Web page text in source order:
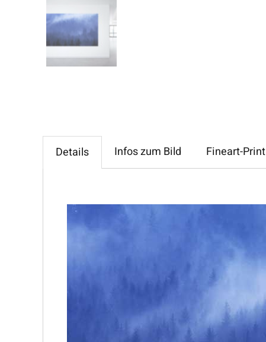
Details Infos zum Bild Fineart-Print